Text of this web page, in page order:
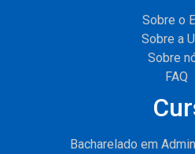
Sobre o
Sobre a
Sobre
FAQ
Bacharelado em